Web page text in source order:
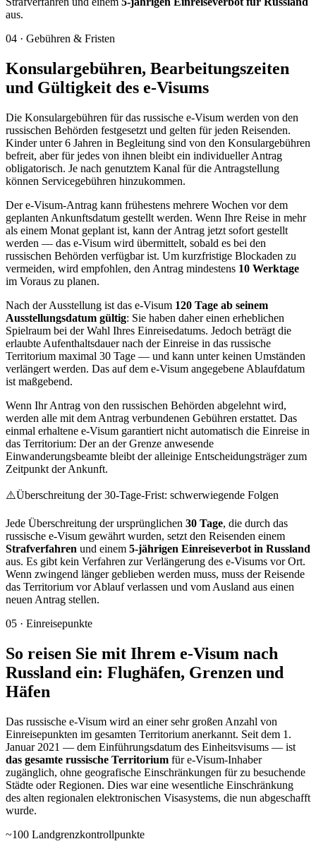
aus.
04 · Gebühren & Fristen
Konsulargebühren, Bearbeitungszeiten
und Gültigkeit des e-Visums
Die Konsulargebühren für das russische e-Visum werden von den
russischen Behörden festgesetzt und gelten für jeden Reisenden.
Kinder unter 6 Jahren in Begleitung sind von den Konsulargebühren
befreit, aber für jedes von ihnen bleibt ein individueller Antrag
obligatorisch. Je nach genutztem Kanal für die Antragstellung
können Servicegebühren hinzukommen.
Der e-Visum-Antrag kann frühestens mehrere Wochen vor dem
geplanten Ankunftsdatum gestellt werden. Wenn Ihre Reise in mehr
als einem Monat geplant ist, kann der Antrag jetzt sofort gestellt
werden — das e-Visum wird übermittelt, sobald es bei den
russischen Behörden verfügbar ist. Um kurzfristige Blockaden zu
vermeiden, wird empfohlen, den Antrag mindestens 10 Werktage
im Voraus zu planen.
Nach der Ausstellung ist das e-Visum 120 Tage ab seinem
Ausstellungsdatum gültig: Sie haben daher einen erheblichen
Spielraum bei der Wahl Ihres Einreisedatums. Jedoch beträgt die
erlaubte Aufenthaltsdauer nach der Einreise in das russische
Territorium maximal 30 Tage — und kann unter keinen Umständen
verlängert werden. Das auf dem e-Visum angegebene Ablaufdatum
ist maßgebend.
Wenn Ihr Antrag von den russischen Behörden abgelehnt wird,
werden alle mit dem Antrag verbundenen Gebühren erstattet. Das
einmal erhaltene e-Visum garantiert nicht automatisch die Einreise in
das Territorium: Der an der Grenze anwesende
Einwanderungsbeamte bleibt der alleinige Entscheidungsträger zum
Zeitpunkt der Ankunft.
⚠️Überschreitung der 30-Tage-Frist: schwerwiegende Folgen
Jede Überschreitung der ursprünglichen 30 Tage, die durch das
russische e-Visum gewährt wurden, setzt den Reisenden einem
Strafverfahren und einem 5-jährigen Einreiseverbot in Russland
aus. Es gibt kein Verfahren zur Verlängerung des e-Visums vor Ort.
Wenn zwingend länger geblieben werden muss, muss der Reisende
das Territorium vor Ablauf verlassen und vom Ausland aus einen
neuen Antrag stellen.
05 · Einreisepunkte
So reisen Sie mit Ihrem e-Visum nach
Russland ein: Flughäfen, Grenzen und
Häfen
Das russische e-Visum wird an einer sehr großen Anzahl von
Einreisepunkten im gesamten Territorium anerkannt. Seit dem 1.
Januar 2021 — dem Einführungsdatum des Einheitsvisums — ist
das gesamte russische Territorium für e-Visum-Inhaber
zugänglich, ohne geografische Einschränkungen für zu besuchende
Städte oder Regionen. Dies war eine wesentliche Einschränkung
des alten regionalen elektronischen Visasystems, die nun abgeschafft
wurde.
~100 Landgrenzkontrollpunkte